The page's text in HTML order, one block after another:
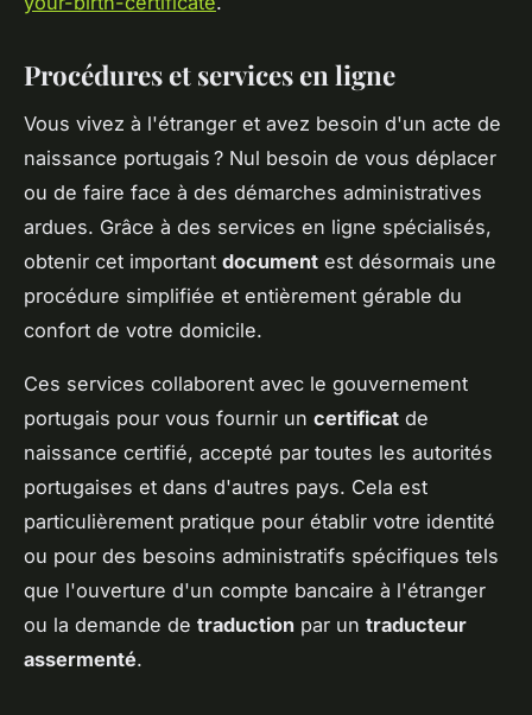
Procédures et services en ligne
Vous vivez à l'étranger et avez besoin d'un acte de
naissance portugais ? Nul besoin de vous déplacer
ou de faire face à des démarches administratives
ardues. Grâce à des services en ligne spécialisés,
obtenir cet important document est désormais une
procédure simplifiée et entièrement gérable du
confort de votre domicile.
Ces services collaborent avec le gouvernement
portugais pour vous fournir un certificat de
naissance certifié, accepté par toutes les autorités
portugaises et dans d'autres pays. Cela est
particulièrement pratique pour établir votre identité
ou pour des besoins administratifs spécifiques tels
que l'ouverture d'un compte bancaire à l'étranger
ou la demande de traduction par un traducteur
assermenté.